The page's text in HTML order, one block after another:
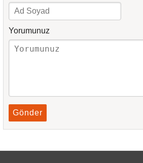
Yorumunuz
Gönder